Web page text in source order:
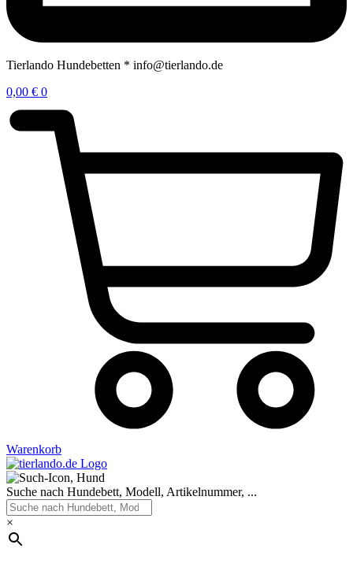
Tierlando Hundebetten * info@tierlando.de
0,00 € 0
Warenkorb
Suche nach Hundebett, Modell, Artikelnummer, ...
×